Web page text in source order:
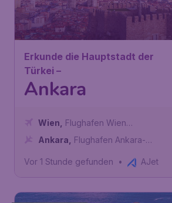
Erkunde die Hauptstadt der
Türkei –
Ankara
Wien
Flughafen Wien
Schwechat
Ankara
Flughafen Ankara-
Vor 1 Stunde gefunden • AJet